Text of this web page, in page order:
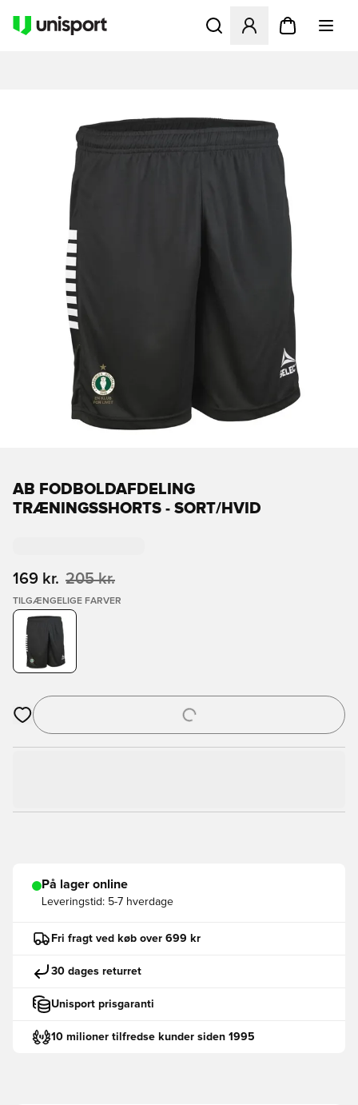
Åbner en Modal til at
AB FODBOLDAFDELING
TRÆNINGSSHORTS - SORT/HVID
169 kr. 205 kr.
TILGÆNGELIGE FARVER
Åbner en Modal til at logge ind eller tilmelde dig som medlem
På lager online
Leveringstid: 5-7 hverdage
Fri fragt ved køb over 699 kr
30 dages returret
Unisport prisgaranti
10 milioner tilfredse kunder siden 1995